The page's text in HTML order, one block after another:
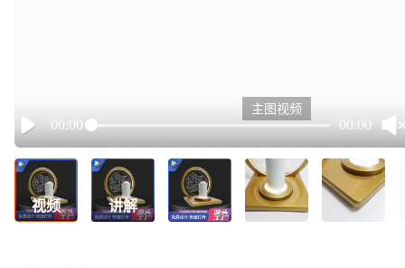
Play
00:00 00:00
主图视频
视频 讲解